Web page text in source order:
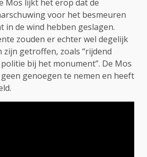
Mos lijkt het erop dat de
voor het besmeuren
in de wind hebben geslagen.
zouden er echter wel degelijk
getroffen, zoals “rijdend
bij het monument”. De Mos
genoegen te nemen en heeft